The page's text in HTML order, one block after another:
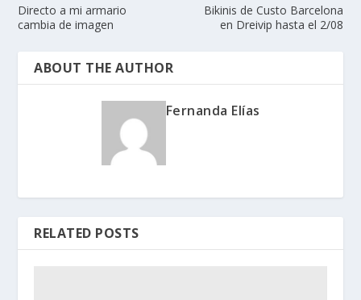
Directo a mi armario
cambia de imagen
Bikinis de Custo Barcelona
en Dreivip hasta el 2/08
ABOUT THE AUTHOR
Fernanda Elías
RELATED POSTS